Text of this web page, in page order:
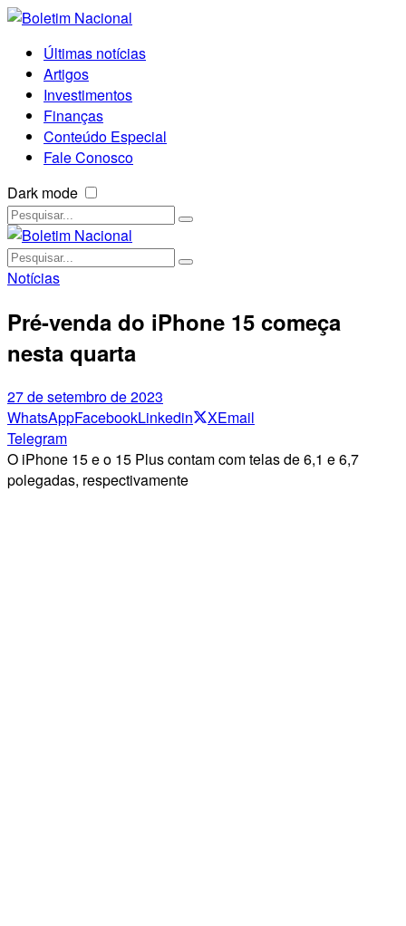
Últimas notícias
Artigos
Investimentos
Finanças
Conteúdo Especial
Fale Conosco
Dark mode
Notícias
Pré-venda do iPhone 15 começa
nesta quarta
27 de setembro de 2023
WhatsAppFacebookLinkedin XEmail
Telegram
O iPhone 15 e o 15 Plus contam com telas de 6,1 e 6,7
polegadas, respectivamente